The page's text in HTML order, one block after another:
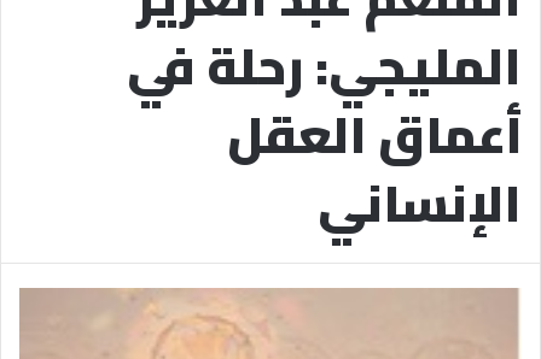
المليجي: رحلة في
أعماق العقل
الإنساني